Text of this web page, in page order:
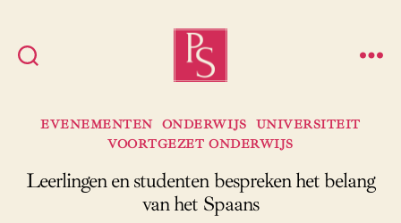
Categorieën
EVENEMENTEN ONDERWIJS
UNIVERSITEIT
VOORTGEZET ONDERWIJS
Leerlingen en studenten bespreken het belang
van het Spaans